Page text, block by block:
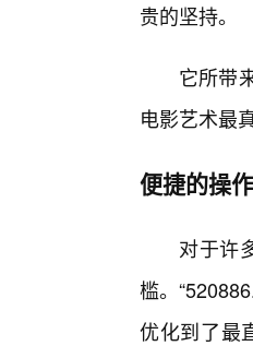
贵的坚持。
它所带
电影艺术最
便捷的操
对于许
槛。
优化到了最